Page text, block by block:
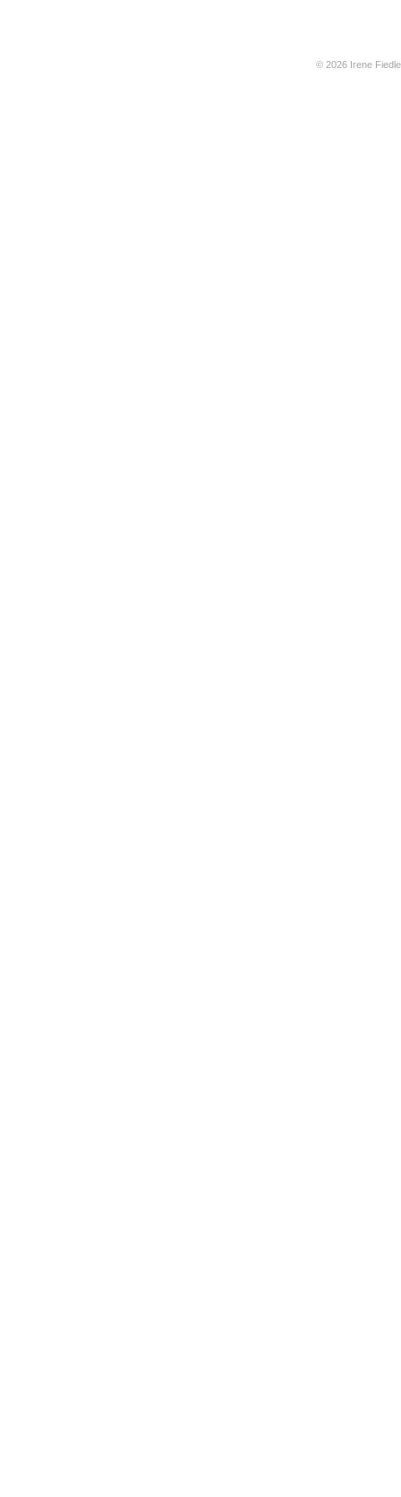
© 2026 Irene